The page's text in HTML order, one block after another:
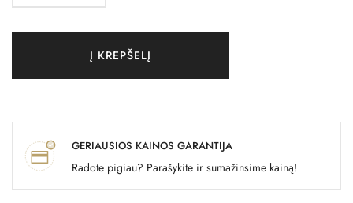
Į KREPŠELĮ
GERIAUSIOS KAINOS GARANTIJA
Radote pigiau? Parašykite ir sumažinsime kainą!